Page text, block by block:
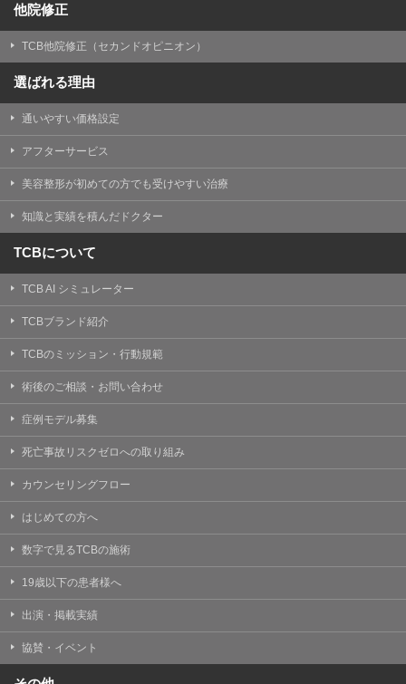
他院修正
TCB他院修正（セカンドオピニオン）
選ばれる理由
通いやすい価格設定
アフターサービス
美容整形が初めての方でも受けやすい治療
知識と実績を積んだドクター
TCBについて
TCB AI シミュレーター
TCBブランド紹介
TCBのミッション・行動規範
術後のご相談・お問い合わせ
症例モデル募集
死亡事故リスクゼロへの取り組み
カウンセリングフロー
はじめての方へ
数字で見るTCBの施術
19歳以下の患者様へ
出演・掲載実績
協賛・イベント